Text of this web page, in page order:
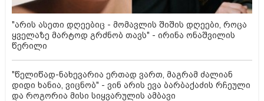
"არის ასეთი დღეებიც - მომავლის შიშის დღეები, როცა
ყველაზე მარტოდ გრძნობ თავს" - ირინა ონაშვილის
წერილი
"წელიწად-ნახევარია ერთად ვართ, მაგრამ ძალიან
დიდი ხანია, ვიცნობ" - ვინ არის ევა ბარბაქაძის რჩეული
და როგორია მისი სიყვარულის ამბავი